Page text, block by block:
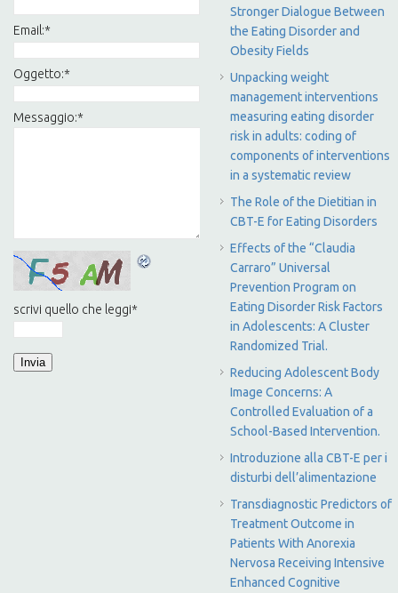
Email:*
Oggetto:*
Messaggio:*
scrivi quello che leggi*
Stronger Dialogue Between
the Eating Disorder and
Obesity Fields
Unpacking weight
management interventions
measuring eating disorder
risk in adults: coding of
components of interventions
in a systematic review
The Role of the Dietitian in
CBT-E for Eating Disorders
Effects of the “Claudia
Carraro” Universal
Prevention Program on
Eating Disorder Risk Factors
in Adolescents: A Cluster
Randomized Trial.
Reducing Adolescent Body
Image Concerns: A
Controlled Evaluation of a
School-Based Intervention.
Introduzione alla CBT-E per i
disturbi dell’alimentazione
Transdiagnostic Predictors of
Treatment Outcome in
Patients With Anorexia
Nervosa Receiving Intensive
Enhanced Cognitive